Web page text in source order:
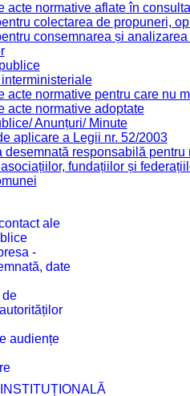
acte normative aflate în
colectarea de propuneri,
consemnarea și
acte normative pentru care nu
acte normative adoptate
Anunțuri/ Minute
aplicare a Legii nr. 52/2003
desemnată responsabilă
fundațiilor și
ale
-
date
de
audiențe